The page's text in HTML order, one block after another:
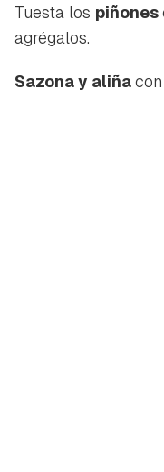
Tuesta los piñones
agrégalos.
Sazona y aliña